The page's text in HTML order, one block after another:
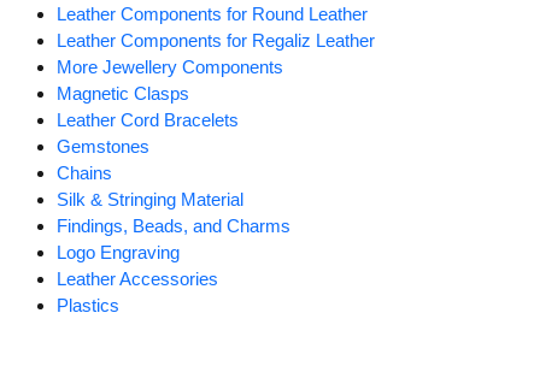
Leather Components for Round Leather
Leather Components for Regaliz Leather
More Jewellery Components
Magnetic Clasps
Leather Cord Bracelets
Gemstones
Chains
Silk & Stringing Material
Findings, Beads, and Charms
Logo Engraving
Leather Accessories
Plastics